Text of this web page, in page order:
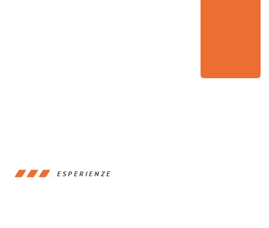
ESPERIENZE